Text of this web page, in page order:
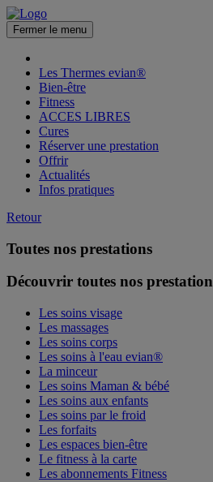
Fermer le menu
Les Thermes evian®
Bien-être
Fitness
ACCES LIBRES
Cures
Réserver une prestation
Offrir
Actualités
Infos pratiques
Retour
Toutes nos prestations
Découvrir toutes nos
Les soins visage
Les massages
Les soins corps
Les soins à l'eau evian®
La minceur
Les soins Maman & bébé
Les soins aux enfants
Les soins par le froid
Les forfaits
Les espaces bien-être
Le fitness à la carte
Les abonnements Fitness